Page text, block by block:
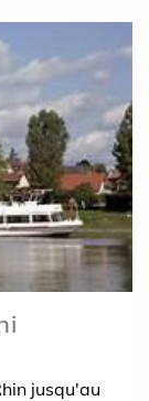
jusqu'au